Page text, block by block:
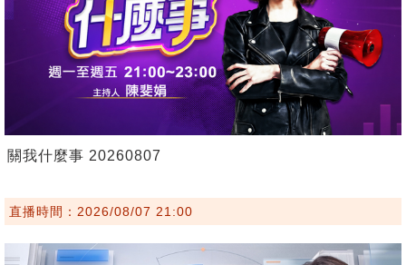
關我什麼事 20260807
直播時間：2026/08/07 21:00